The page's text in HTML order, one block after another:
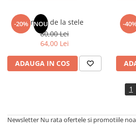
-20% NOU
Un dar de la stele
80,00 Lei
64,00 Lei
ADAUGA IN COS
-
1
Newsletter Nu rata ofertele si promotiile